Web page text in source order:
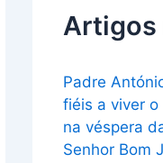
Artigos
Padre
fiéis a viver
na véspera
Senhor Bom